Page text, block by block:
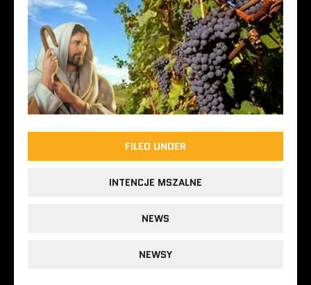
FILED UNDER
INTENCJE MSZALNE
NEWS
NEWSY